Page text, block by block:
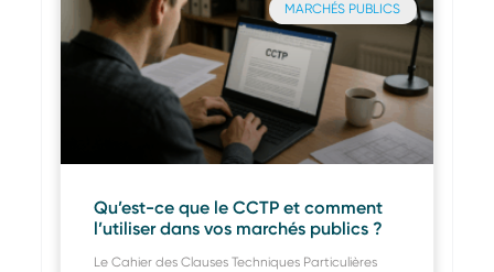
MARCHÉS PUBLICS
Qu’est-ce que le CCTP et comment
l’utiliser dans vos marchés publics ?
Le Cahier des Clauses Techniques Particulières